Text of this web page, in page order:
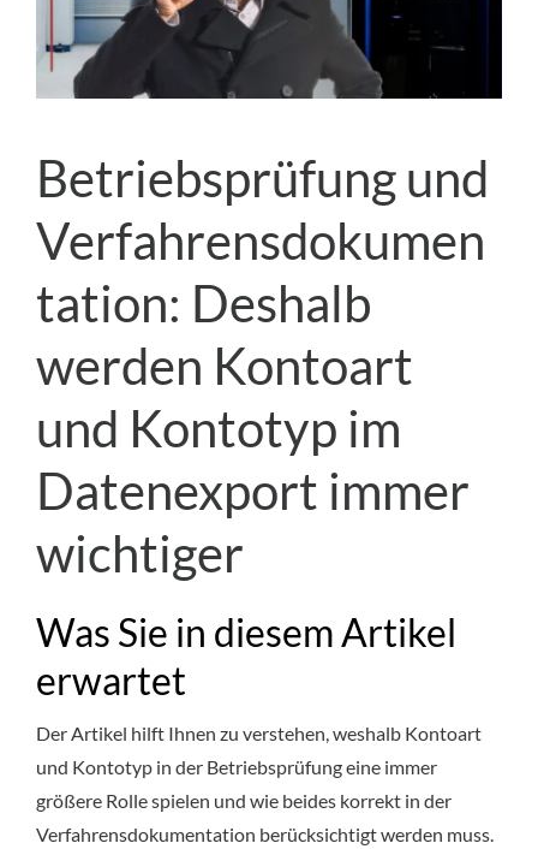
Betriebsprüfung und
Verfahrensdokumen
tation: Deshalb
werden Kontoart
und Kontotyp im
Datenexport immer
wichtiger
Was Sie in diesem Artikel
erwartet
Der Artikel hilft Ihnen zu verstehen, weshalb Kontoart
und Kontotyp in der Betriebsprüfung eine immer
größere Rolle spielen und wie beides korrekt in der
Verfahrensdokumentation berücksichtigt werden muss.